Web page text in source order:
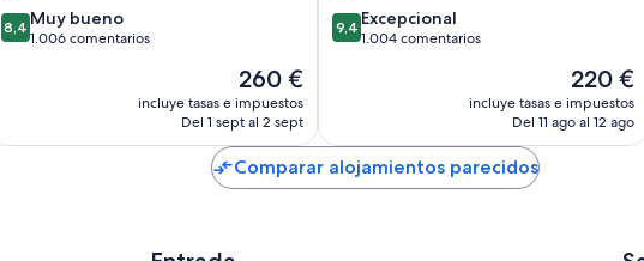
8.4
sobre
8,4 Muy bueno
1.006 comentarios
El
precio
actual
de
260 €
260 €
incluye tasas e impuestos
Del 1 sept al 2 sept
9.4
sobre
9,4 Excepcional
1.004 comentarios
El
precio
actual
220 €
incluye tasas e impuestos
Del 11 ago al 12 ago
Comparar alojamientos parecidos